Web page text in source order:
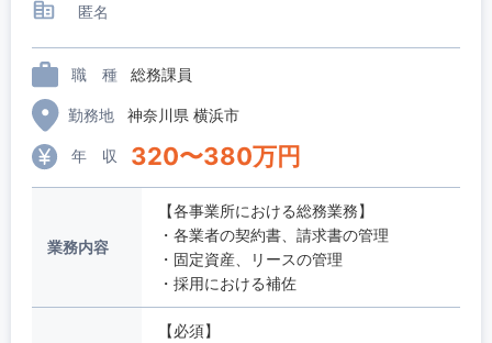
匿名
職 種 総務課員
勤務地 神奈川県 横浜市
年 収 320〜380万円
業務内容
【各事業所における総務業務】
・各業者の契約書、請求書の管理
・固定資産、リースの管理
・採用における補佐
【必須】